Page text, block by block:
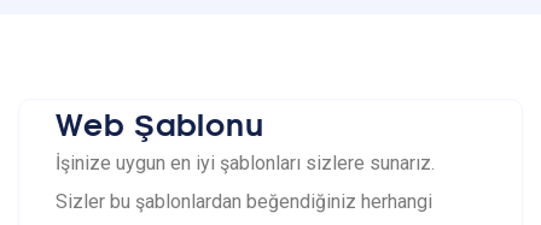
Web Şablonu
İşinize uygun en iyi şablonları sizlere sunarız.
Sizler bu şablonlardan beğendiğiniz herhangi